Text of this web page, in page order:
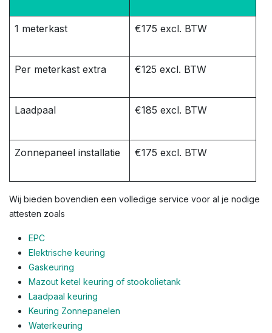
1 meterkast €175 excl. BTW
Per meterkast extra €125 excl. BTW
Laadpaal €185 excl. BTW
Zonnepaneel installatie €175 excl. BTW
Wij bieden bovendien een volledige service voor al je nodige
attesten zoals
EPC
Elektrische keuring
Gaskeuring
Mazout ketel keuring of stookolietank
Laadpaal keuring
Keuring Zonnepanelen
Waterkeuring